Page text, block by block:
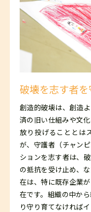
破壊を志す者
創造的破壊は、創造
済の旧い仕組みや文
放り投げることとは
が、守護者（チャン
ションを志す者は、
の抵抗を受け止め、
在は、特に既存企業
在です。組織の中か
り守り育てなければ